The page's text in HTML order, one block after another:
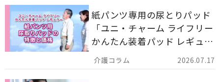
2026.07.17
紙パンツ専用の尿とりパッド
「ユニ・チャーム ライフリー
かんたん装着パッド レギュラ
ー 計162枚」について解説し
ます。